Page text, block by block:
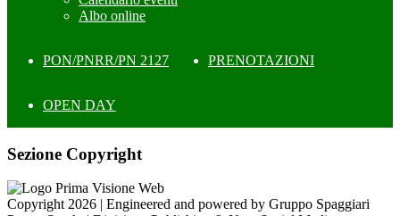
Albo online
PON/PNRR/PN 2127 PRENOTAZIONI
OPEN DAY
Sezione Copyright
Copyright 2026 | Engineered and powered by Gruppo Spaggiari